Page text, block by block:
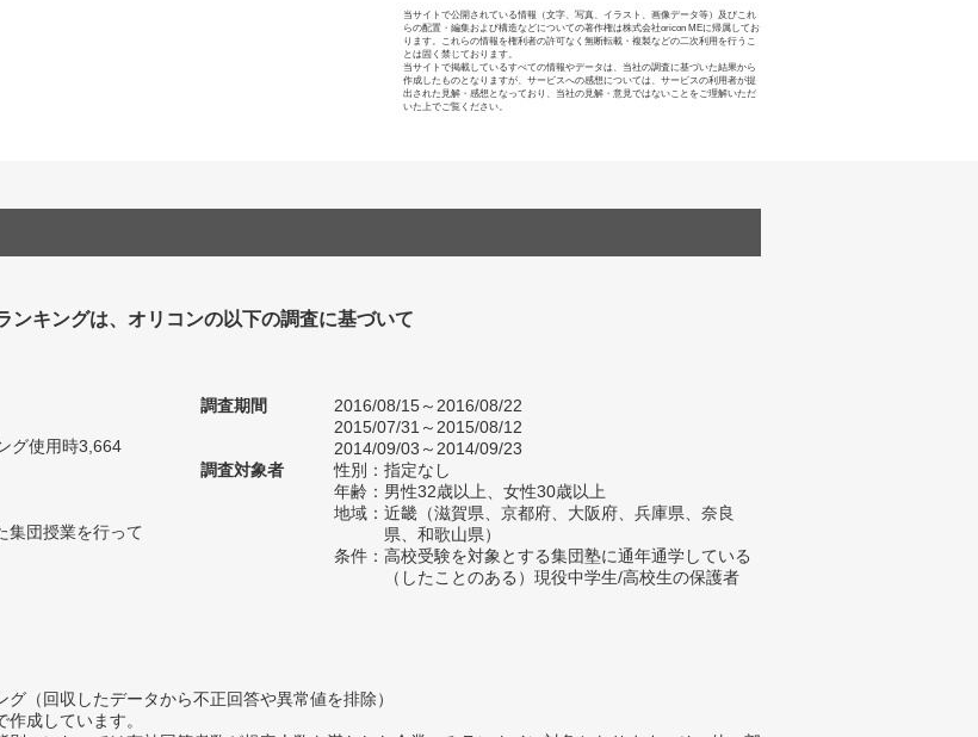
当サイトで公開されている情報（文字、写真、イラスト、画像データ等）及びこれ
らの配置・編集および構造などについての著作権は株式会社oricon MEに帰属してお
ります。これらの情報を権利者の許可なく無断転載・複製などの二次利用を行うこ
とは固く禁じております。
当サイトで掲載しているすべての情報やデータは、当社の調査に基づいた結果から
作成したものとなりますが、サービスへの感想については、サービスの利用者が提
出された見解・感想となっており、当社の見解・意見ではないことをご理解いただ
いた上でご覧ください。
ンキングは、オリコンの以下の調査に基づいて
グ使用時3,664
集団授業を行って
調査期間
2016/08/15～2016/08/22
2015/07/31～2015/08/12
2014/09/03～2014/09/23
調査対象者
性別：指定なし
年齢：男性32歳以上、女性30歳以上
地域：近畿（滋賀県、京都府、大阪府、兵庫県、奈良
県、和歌山県）
条件：高校受験を対象とする集団塾に通年通学している
（したことのある）現役中学生/高校生の保護者
（回収したデータから不正回答や異常値を排除）
成しています。